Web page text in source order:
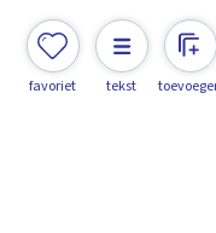
favoriet tekst